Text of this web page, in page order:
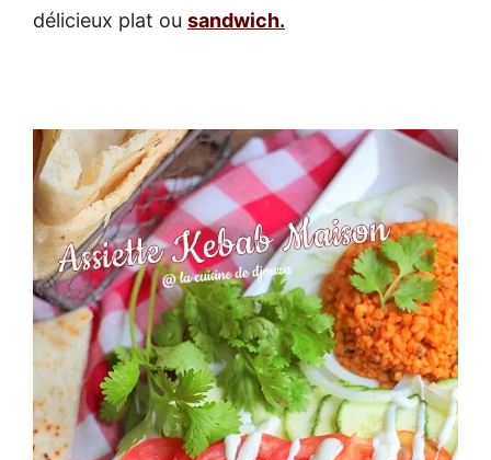
délicieux plat ou sandwich.